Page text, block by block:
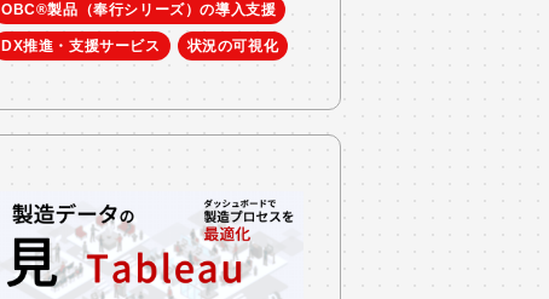
OBC®製品（奉行シリーズ）の導入支援
DX推進・支援サービス 状況の可視化